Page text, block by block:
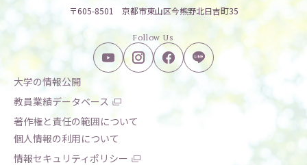
〒605-8501 京都市東山区今熊野北日吉町35
Follow Us
大学の情報公開
教員業績データベース
著作権と責任の範囲について
個人情報の利用について
情報セキュリティポリシー